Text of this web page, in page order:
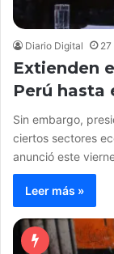
Diario Digital
Extienden
Perú hasta
Sin embargo,
ciertos sectores
anunció este
Leer más »